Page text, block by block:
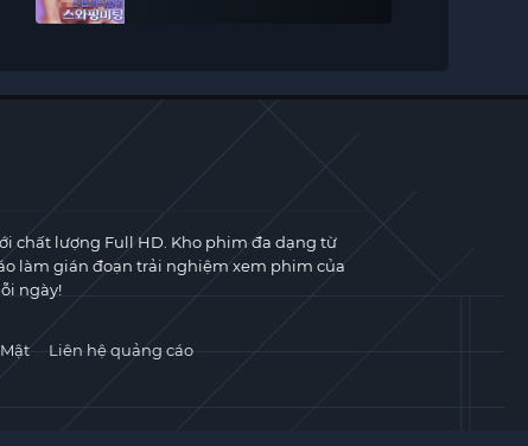
chất lượng Full HD. Kho phim đa dạng từ
làm gián đoạn trải nghiệm xem phim của
ngày!
Liên hệ quảng cáo